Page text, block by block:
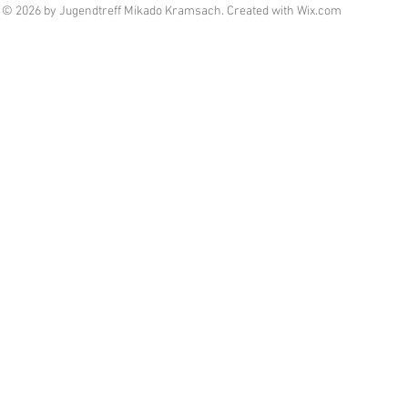
© 2026 by Jugendtreff Mikado Kramsach. Created with Wix.com